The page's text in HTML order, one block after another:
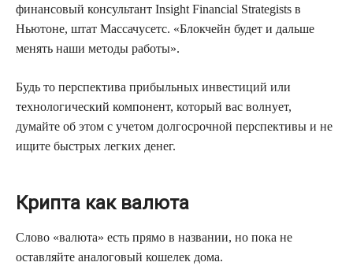
финансовый консультант Insight Financial Strategists в
Ньютоне, штат Массачусетс. «Блокчейн будет и дальше
менять наши методы работы».
Будь то перспектива прибыльных инвестиций или
технологический компонент, который вас волнует,
думайте об этом с учетом долгосрочной перспективы и не
ищите быстрых легких денег.
Крипта как валюта
Слово «валюта» есть прямо в названии, но пока не
оставляйте аналоговый кошелек дома.